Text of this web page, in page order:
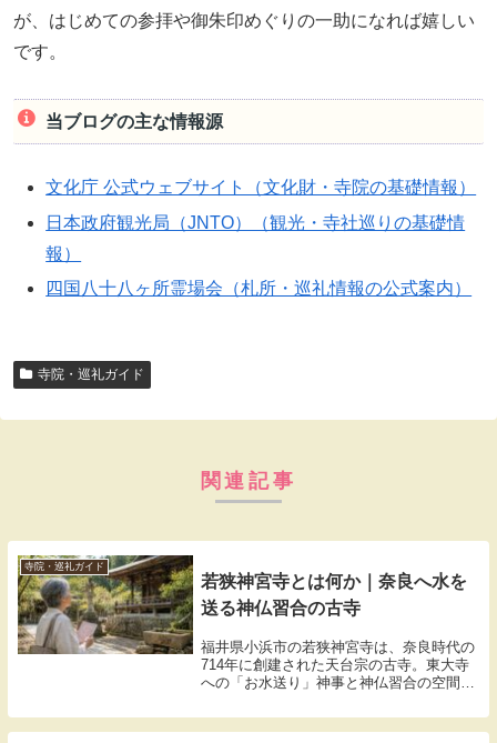
が、はじめての参拝や御朱印めぐりの一助になれば嬉しい
です。
当ブログの主な情報源
文化庁 公式ウェブサイト（文化財・寺院の基礎情報）
日本政府観光局（JNTO）（観光・寺社巡りの基礎情
報）
四国八十八ヶ所霊場会（札所・巡礼情報の公式案内）
寺院・巡礼ガイド
関連記事
寺院・巡礼ガイド
若狭神宮寺とは何か｜奈良へ水を
送る神仏習合の古寺
福井県小浜市の若狭神宮寺は、奈良時代の
714年に創建された天台宗の古寺。東大寺
への「お水送り」神事と神仏習合の空間が
どころ、御朱印の受け方まで整理します。